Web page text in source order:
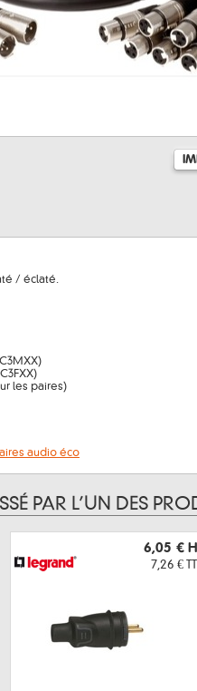
/ éclaté.
les paires)
audio éco
PAR L’UN DES
6,05 €
7,26 €